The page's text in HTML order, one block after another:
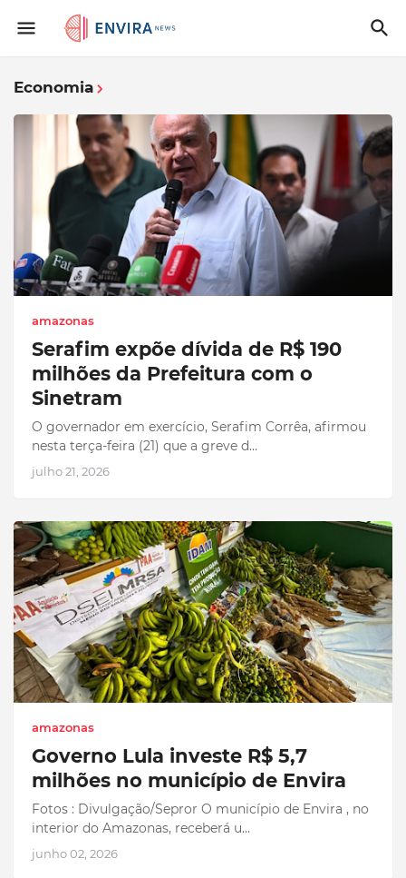
Economia
amazonas
Serafim expõe dívida de R$ 190
milhões da Prefeitura com o
Sinetram
O governador em exercício, Serafim Corrêa, afirmou
nesta terça-feira (21) que a greve d…
julho 21, 2026
amazonas
Governo Lula investe R$ 5,7
milhões no município de Envira
Fotos : Divulgação/Sepror O município de Envira , no
interior do Amazonas, receberá u…
junho 02, 2026